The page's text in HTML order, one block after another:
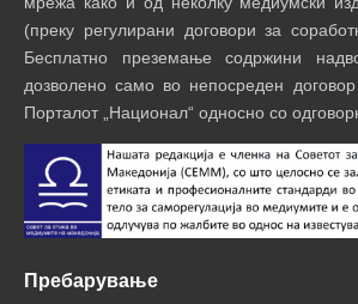
(преку регулирани договори за
Бесплатно преземање содржини
дозволено само во непосреден
Порталот „Национал“ односно со
Пребарување